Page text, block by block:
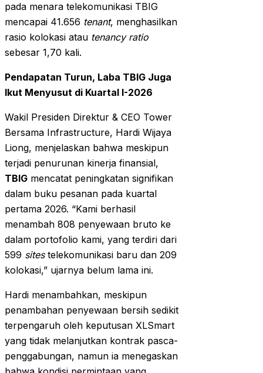
pada menara telekomunikasi TBIG
mencapai 41.656 tenant, menghasilkan
rasio kolokasi atau tenancy ratio
sebesar 1,70 kali.
Pendapatan Turun, Laba TBIG Juga
Ikut Menyusut di Kuartal I-2026
Wakil Presiden Direktur & CEO Tower
Bersama Infrastructure, Hardi Wijaya
Liong, menjelaskan bahwa meskipun
terjadi penurunan kinerja finansial,
TBIG mencatat peningkatan signifikan
dalam buku pesanan pada kuartal
pertama 2026. “Kami berhasil
menambah 808 penyewaan bruto ke
dalam portofolio kami, yang terdiri dari
599 sitestelekomunikasi baru dan 209
kolokasi,” ujarnya belum lama ini.
Hardi menambahkan, meskipun
penambahan penyewaan bersih sedikit
terpengaruh oleh keputusan XLSmart
yang tidak melanjutkan kontrak pasca-
penggabungan, namun ia menegaskan